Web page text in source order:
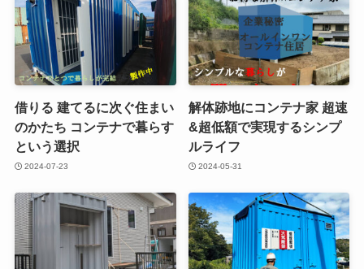
借りる 建てるに次ぐ住まい
のかたち コンテナで暮らす
という選択
2024-07-23
解体跡地にコンテナ家 超速
&超低額で実現するシンプ
ルライフ
2024-05-31